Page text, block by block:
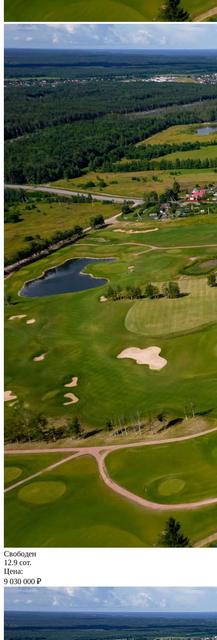
Свободен
12.9 сот.
Цена:
9 030 000 ₽